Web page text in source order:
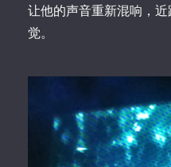
让他的声音重新混响，
觉。